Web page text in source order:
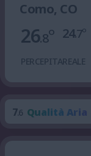
Como, CO
26.8°
PERCEPITA
24.7°
REALE
7.6 Qualità Aria